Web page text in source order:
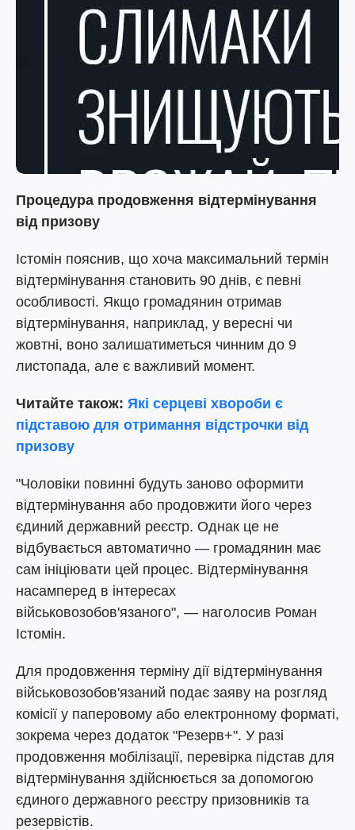
Процедура продовження відтермінування
від призову
Істомін пояснив, що хоча максимальний термін
відтермінування становить 90 днів, є певні
особливості. Якщо громадянин отримав
відтермінування, наприклад, у вересні чи
жовтні, воно залишатиметься чинним до 9
листопада, але є важливий момент.
Читайте також: Які серцеві хвороби є
підставою для отримання відстрочки від
призову
"Чоловіки повинні будуть заново оформити
відтермінування або продовжити його через
єдиний державний реєстр. Однак це не
відбувається автоматично — громадянин має
сам ініціювати цей процес. Відтермінування
насамперед в інтересах
військовозобов'язаного", — наголосив Роман
Істомін.
Для продовження терміну дії відтермінування
військовозобов'язаний подає заяву на розгляд
комісії у паперовому або електронному форматі,
зокрема через додаток "Резерв+". У разі
продовження мобілізації, перевірка підстав для
відтермінування здійснюється за допомогою
єдиного державного реєстру призовників та
резервістів.